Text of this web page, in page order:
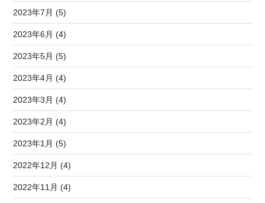
2023年7月 (5)
2023年6月 (4)
2023年5月 (5)
2023年4月 (4)
2023年3月 (4)
2023年2月 (4)
2023年1月 (5)
2022年12月 (4)
2022年11月 (4)